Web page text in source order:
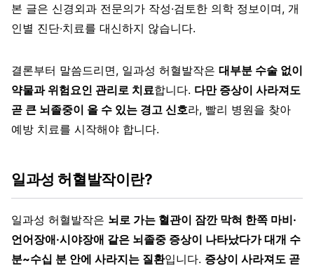
본 글은 신경외과 전문의가 작성·검토한 의학 정보이며, 개
인별 진단·치료를 대신하지 않습니다.
결론부터 말씀드리면, 일과성 허혈발작은 대부분 수술 없이
약물과 위험요인 관리로 치료합니다. 다만 증상이 사라져도
곧 큰 뇌졸중이 올 수 있는 경고 신호라, 빨리 병원을 찾아
예방 치료를 시작해야 합니다.
일과성 허혈발작이란?
일과성 허혈발작은 뇌로 가는 혈관이 잠깐 막혀 한쪽 마비·
언어장애·시야장애 같은 뇌졸중 증상이 나타났다가 대개 수
분~수십 분 안에 사라지는 질환입니다. 증상이 사라져도 곧